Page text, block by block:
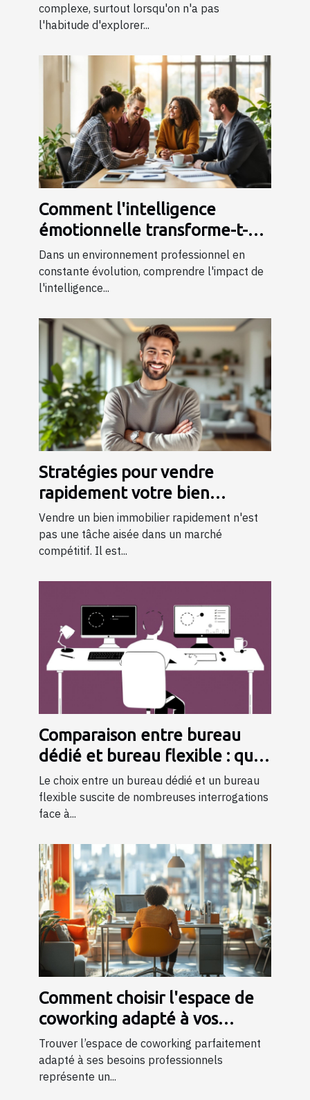
complexe, surtout lorsqu'on n'a pas
l'habitude d'explorer...
Comment l'intelligence
émotionnelle transforme-t-
elle les dynamiques de travail
?
Dans un environnement professionnel en
constante évolution, comprendre l'impact de
l'intelligence...
Stratégies pour vendre
rapidement votre bien
immobilier
Vendre un bien immobilier rapidement n'est
pas une tâche aisée dans un marché
compétitif. Il est...
Comparaison entre bureau
dédié et bureau flexible : quel
choisir ?
Le choix entre un bureau dédié et un bureau
flexible suscite de nombreuses interrogations
face à...
Comment choisir l'espace de
coworking adapté à vos
besoins professionnels ?
Trouver l’espace de coworking parfaitement
adapté à ses besoins professionnels
représente un...